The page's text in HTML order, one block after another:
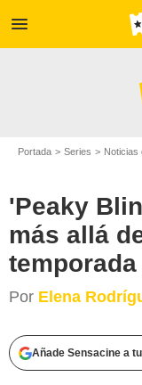
menu
Portada Series Noticias
'Peaky
más allá
temporada
Por Elena
Añade Sensacine a